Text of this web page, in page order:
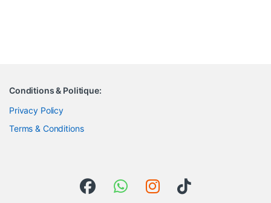
+(213) 0559 689
650